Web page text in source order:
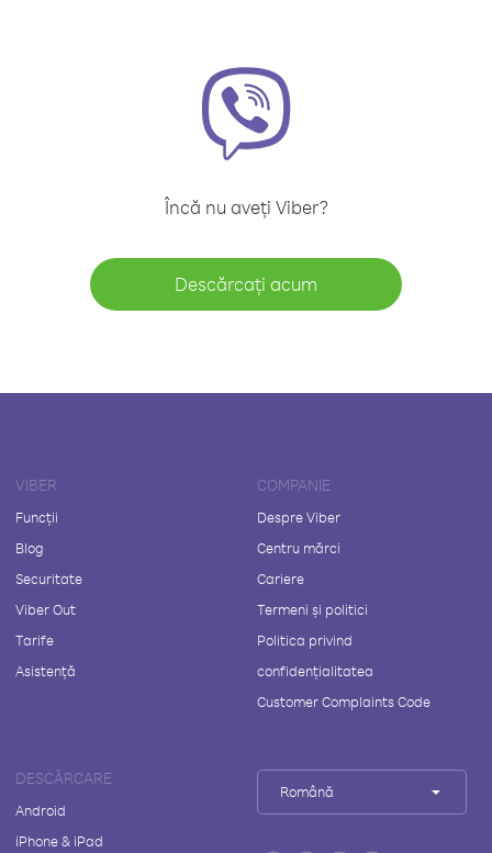
Încă nu aveți Viber?
Descărcați acum
VIBER
Funcții
Blog
Securitate
Viber Out
Tarife
Asistență
COMPANIE
Despre Viber
Centru mărci
Cariere
Termeni și politici
Politica privind
confidențialitatea
Customer Complaints Code
DESCĂRCARE
Android
iPhone & iPad
Română